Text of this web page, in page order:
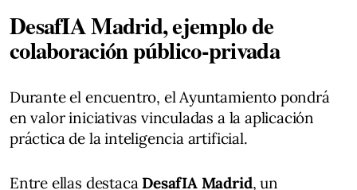
DesafIA Madrid, ejemplo de
colaboración público-privada
Durante el encuentro, el Ayuntamiento pondrá
en valor iniciativas vinculadas a la aplicación
práctica de la inteligencia artificial.
Entre ellas destaca DesafIA Madrid, un